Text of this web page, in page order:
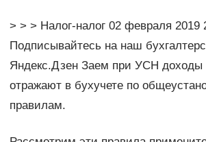
> > > Налог-налог 02 февраля 2019
Подписывайтесь на наш
Яндекс.Дзен Заем при УСН доходы
отражают в бухучете по
правилам.